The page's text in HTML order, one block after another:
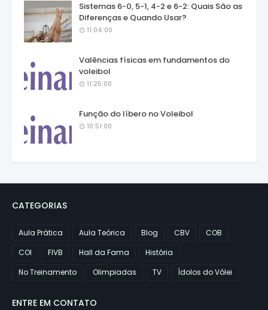
Sistemas 6-0, 5-1, 4-2 e 6-2: Quais São as
Diferenças e Quando Usar?
11:04:00
Valências físicas em fundamentos do
voleibol
11:25:00
Função do líbero no Voleibol
10:51:00
CATEGORIAS
Aula Prática Aula Teórica Blog CBV
COB
COI
FIVB Hall da Fama
História
No Treinamento
Olimpiadas TV Ídolos do Vôlei
ENTRE EM CONTATO